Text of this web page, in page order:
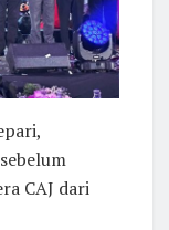
CAJ dari